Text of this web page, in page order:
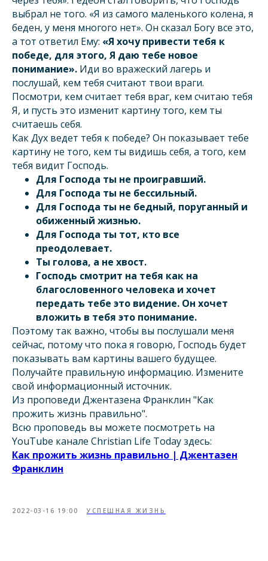
выбрал не того. «Я из самого маленького колена, я
беден, у меня многого нет». Он сказал Богу все это,
а тот ответил Ему: «Я хочу привести тебя к
победе, для этого, Я даю тебе новое
понимание». Иди во вражеский лагерь и
послушай, кем тебя считают твои враги.
Посмотри, кем считает тебя враг, кем считаю тебя
Я, и пусть это изменит картину того, кем ты
считаешь себя.
Как Дух ведет тебя к победе? Он показывает тебе
картину не того, кем ты видишь себя, а того, кем
тебя видит Господь.
Для Господа ты не проигравший.
Для Господа ты не бессильный.
Для Господа ты не бедный, поруганный и
обиженный жизнью.
Для Господа ты тот, кто все
преодолевает.
Ты голова, а не хвост.
Господь смотрит на тебя как на
благословенного человека и хочет
передать тебе это видение. Он хочет
вложить в тебя это понимание.
Поэтому так важно, чтобы вы послушали меня
сейчас, потому что пока я говорю, Господь будет
показывать вам картины вашего будущее.
Получайте правильную информацию. Измените
свой информационный источник.
Из проповеди Джентазена Франклин "Как
прожить жизнь правильно".
Всю проповедь вы можете посмотреть на
YouTube канале Christian Life Today здесь:
Как прожить жизнь правильно | Джентазен
Франклин
2022-03-16 19:00 УСПЕШНАЯ ЖИЗНЬ